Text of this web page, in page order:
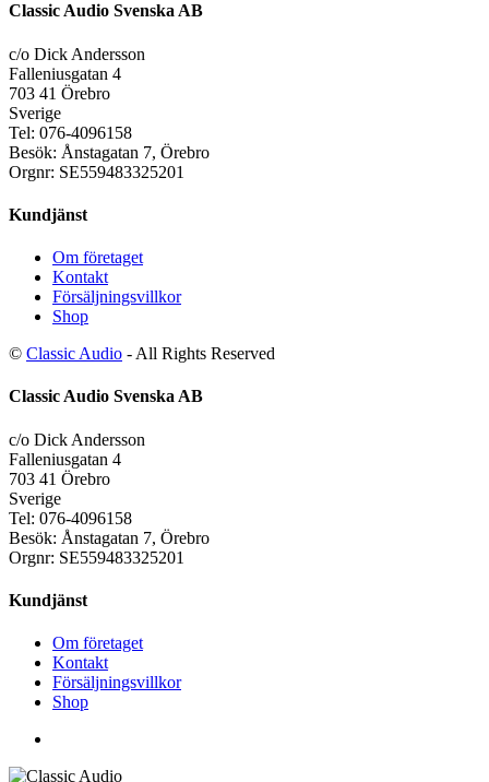
Classic Audio Svenska AB
c/o Dick Andersson
Falleniusgatan 4
703 41 Örebro
Sverige
Tel: 076-4096158
Besök: Ånstagatan 7, Örebro
Orgnr: SE559483325201
Kundjänst
Om företaget
Kontakt
Försäljningsvillkor
Shop
© Classic Audio - All Rights Reserved
Classic Audio Svenska AB
c/o Dick Andersson
Falleniusgatan 4
703 41 Örebro
Sverige
Tel: 076-4096158
Besök: Ånstagatan 7, Örebro
Orgnr: SE559483325201
Kundjänst
Om företaget
Kontakt
Försäljningsvillkor
Shop